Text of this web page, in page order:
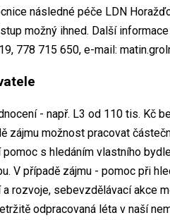
následné péče LDN
možný ihned. Další
778 715 650, e-mail:
- např. L3 od 110 tis. Kč
zájmu možnost pracovat
pomoc s hledáním vlastního
V případě zájmu - pomoc při
rozvoje, sebevzdělávací akce
odpracovaná léta v naší